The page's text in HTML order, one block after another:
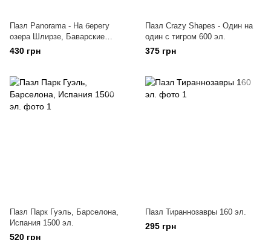
Пазл Panorama - На берегу
озера Шлирзе, Баварские
Альпы, Германия 1000 эл.
430 грн
Пазл Crazy Shapes - Один на
один с тигром 600 эл.
375 грн
Пазл Парк Гуэль, Барселона,
Испания 1500 эл.
520 грн
Пазл Тираннозавры 160 эл.
295 грн